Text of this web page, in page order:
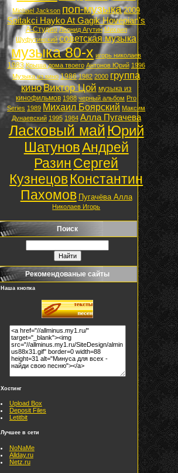
Michael Jackson поп-музыка 2009
Spitakci Hayko At Gagik Hovepian's
А-Студио Леонид Агутин Михаил
Шуфутинский советская музыка
музыка 80-х игорь николаев
1983 Крыша дома твоего Антонов Юрий 1996
Музыка из кино 1986 1982 2000 группа
киноВиктор Цой музыка из
кинофильмов 1988 черный альбом Pro
Series 1989 Михаил Боярский Максим
Дунаевский 1995 1984 Алла Пугачева
Ласковый май Юрий
ШатуновАндрей
Разин Сергей
КузнецовКонстантин
Пахомов Пугачёва Алла
Николаев Игорь
Поиск
Рекомендованые сайты
Наша кнопка
Хостинг
Upload Box
Deposit Files
Letitbit
Лучшее в сети
NoNaMe
Allday.ru
Netz.ru